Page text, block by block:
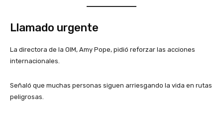
Llamado urgente
La directora de la OIM, Amy Pope, pidió reforzar las acciones
internacionales.
Señaló que muchas personas siguen arriesgando la vida en rutas
peligrosas.